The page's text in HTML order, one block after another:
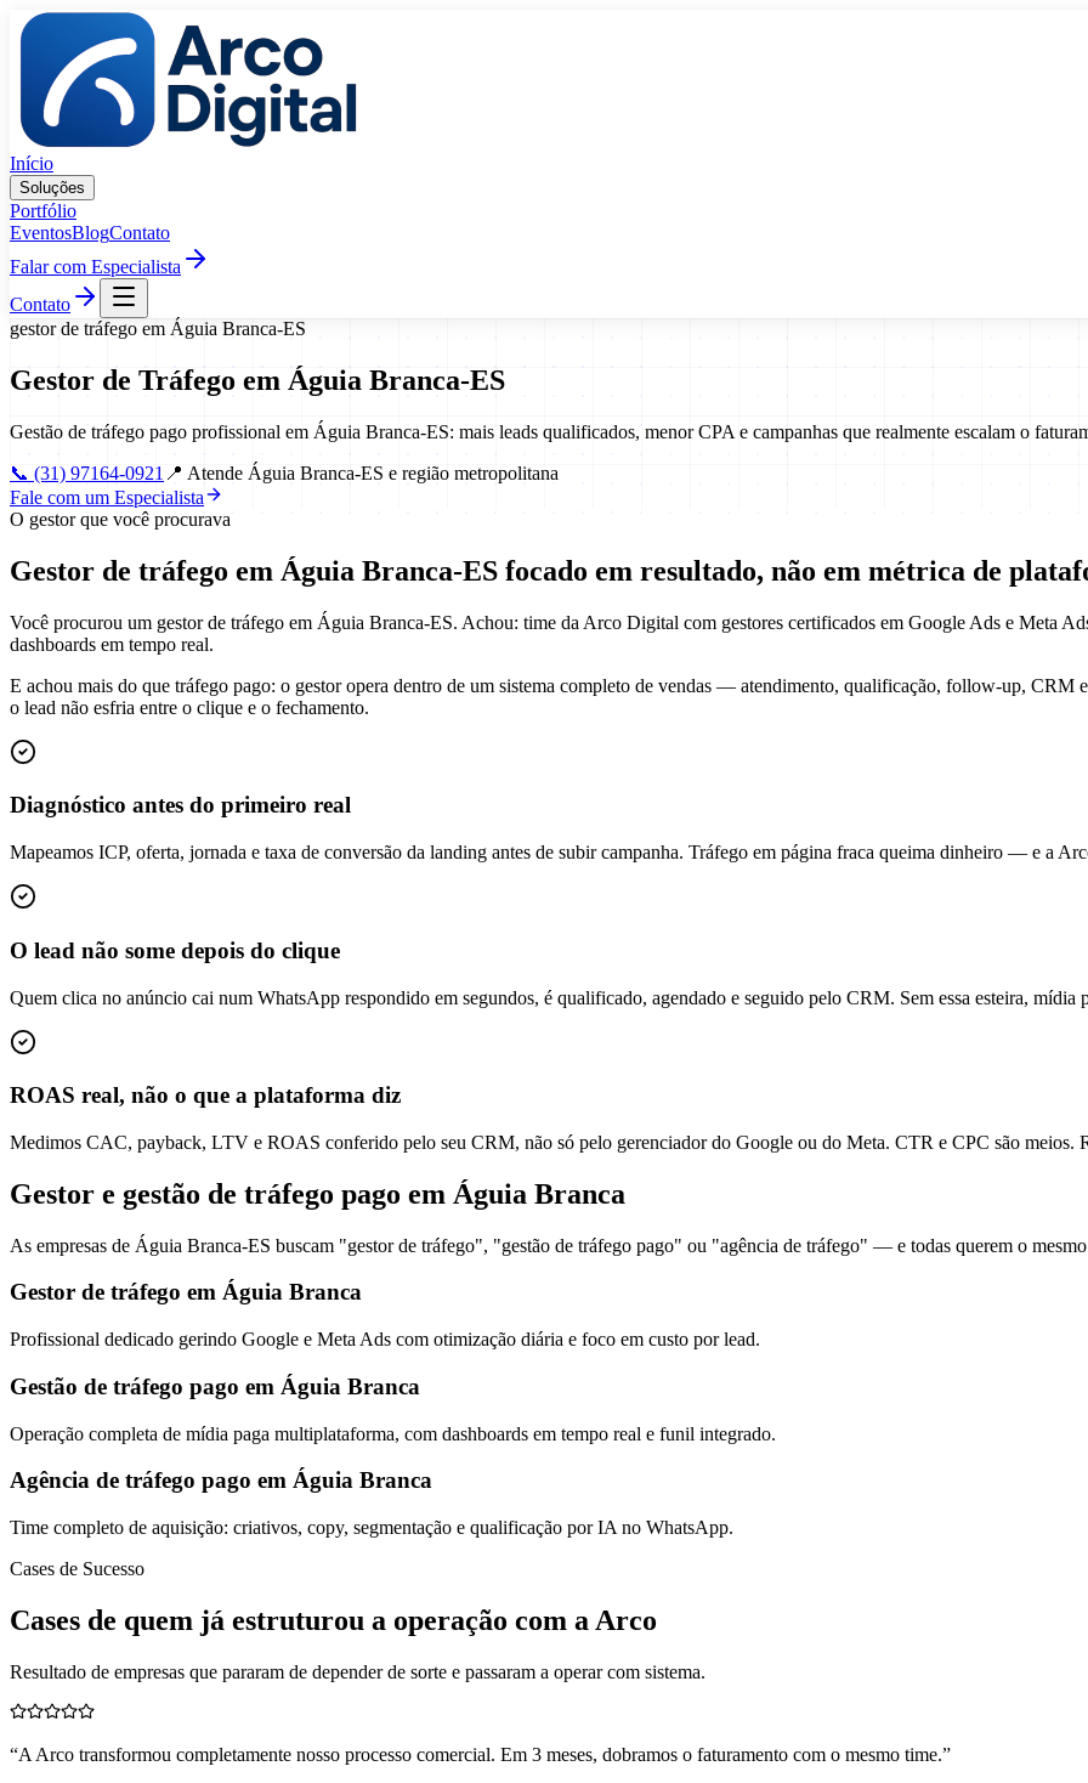
Pular para o conteúdo
Início
Soluções
Portfólio
EventosBlogContato
Falar com Especialista
Contato
gestor de tráfego em Águia Branca-ES
Gestor de Tráfego em Águia Branca-ES
Gestão de tráfego pago profissional em Águia Branca-ES: mais leads qualificados, menor CPA e campanhas que realmente escalam o
📞 (31) 97164-0921 📍 Atende Águia Branca-ES e região metropolitana
Fale com um Especialista
O gestor que você procurava
Gestor de tráfego em Águia Branca-ES focado em resultado, não em métrica de
Você procurou um gestor de tráfego em Águia Branca-ES. Achou: time da Arco Digital com gestores certificados em Google Ads e Meta
dashboards em tempo real.
E achou mais do que tráfego pago: o gestor opera dentro de um sistema completo de vendas — atendimento, qualificação, follow-up,
o lead não esfria entre o clique e o fechamento.
Diagnóstico antes do primeiro real
Mapeamos ICP, oferta, jornada e taxa de conversão da landing antes de subir campanha. Tráfego em página fraca queima dinheiro — e a
O lead não some depois do clique
Quem clica no anúncio cai num WhatsApp respondido em segundos, é qualificado, agendado e seguido pelo CRM. Sem essa esteira, mídia
ROAS real, não o que a plataforma diz
Medimos CAC, payback, LTV e ROAS conferido pelo seu CRM, não só pelo gerenciador do Google ou do Meta. CTR e CPC são meios.
Gestor e gestão de tráfego pago em Águia Branca
As empresas de Águia Branca-ES buscam "gestor de tráfego", "gestão de tráfego pago" ou "agência de tráfego" — e todas querem o
Gestor de tráfego em Águia Branca
Profissional dedicado gerindo Google e Meta Ads com otimização diária e foco em custo por lead.
Gestão de tráfego pago em Águia Branca
Operação completa de mídia paga multiplataforma, com dashboards em tempo real e funil integrado.
Agência de tráfego pago em Águia Branca
Time completo de aquisição: criativos, copy, segmentação e qualificação por IA no WhatsApp.
Cases de Sucesso
Cases de quem já estruturou a operação com a Arco
Resultado de empresas que pararam de depender de sorte e passaram a operar com sistema.
“A Arco transformou completamente nosso processo comercial. Em 3 meses, dobramos o faturamento com o mesmo time.”